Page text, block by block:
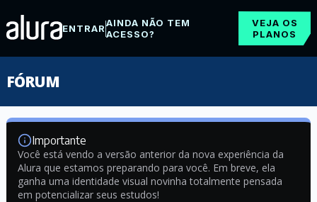
ENTRARAINDA NÃO TEM
ACESSO?
VEJA OS
PLANOS
FÓRUM
Importante
Você está vendo a versão anterior da nova experiência da
Alura que estamos preparando para você. Em breve, ela
ganha uma identidade visual novinha totalmente pensada
em potencializar seus estudos!